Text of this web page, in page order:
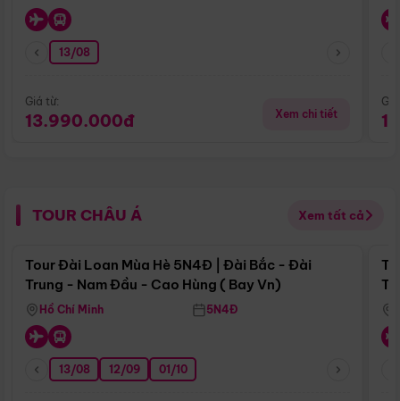
13/08
Giá từ:
13.990.000đ Xem chi tiết
TOUR CHÂU Á Xem tất cả
Điểm nổi bật
Tour Đài Loan Mùa Hè 5N4Đ | Đài Bắc - Đài
Trung - Nam Đầu - Cao Hùng ( Bay Vn)
Hồ Chí Minh 5N4Đ
13/08 12/09 01/10